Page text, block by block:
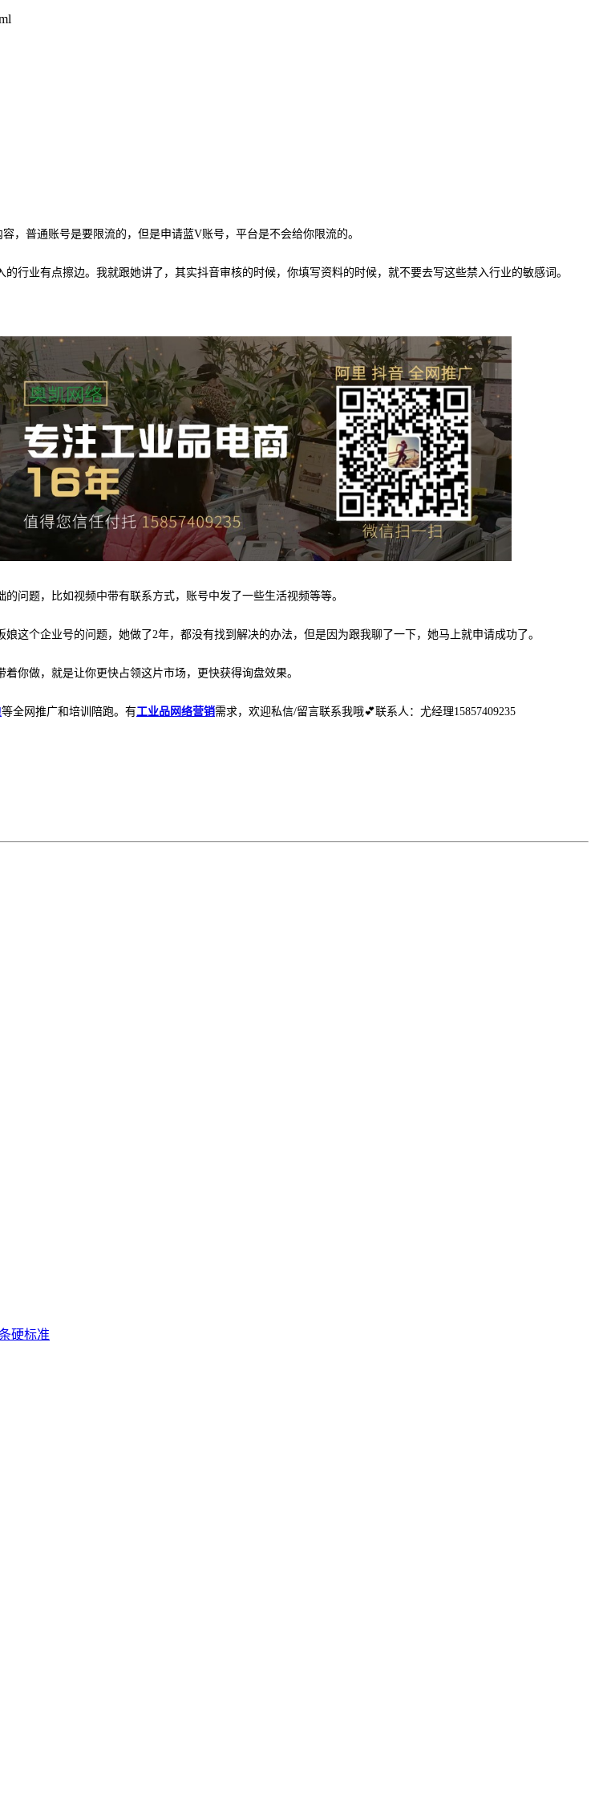
，普通账号是要限流的，但是申请蓝V账号，平台是不会给你限流的。
行业有点擦边。我就跟她讲了，其实抖音审核的时候，你填写资料的时候，就不要去写这些禁入行业的敏感词。
问题，比如视频中带有联系方式，账号中发了一些生活视频等等。
娘这个企业号的问题，她做了2年，都没有找到解决的办法，但是因为跟我聊了一下，她马上就申请成功了。
你做，就是让你更快占领这片市场，更快获得询盘效果。
等全网推广和培训陪跑。有工业品网络营销需求，欢迎私信/留言联系我哦💕联系人：尤经理15857409235
硬标准